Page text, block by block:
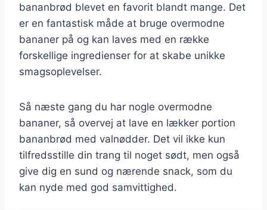
bananbrød blevet en favorit blandt mange. Det
er en fantastisk måde at bruge overmodne
bananer på og kan laves med en række
forskellige ingredienser for at skabe unikke
smagsoplevelser.
Så næste gang du har nogle overmodne
bananer, så overvej at lave en lækker portion
bananbrød med valnødder. Det vil ikke kun
tilfredsstille din trang til noget sødt, men også
give dig en sund og nærende snack, som du
kan nyde med god samvittighed.